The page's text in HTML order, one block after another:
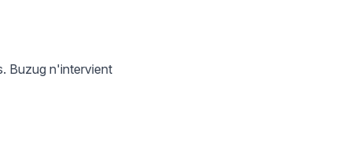
Buzug n'intervient